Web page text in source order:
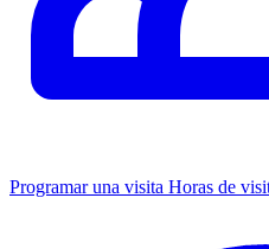
Programar una visita Horas de